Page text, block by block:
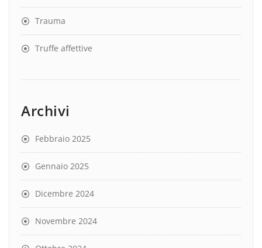
Trauma
Truffe affettive
Archivi
Febbraio 2025
Gennaio 2025
Dicembre 2024
Novembre 2024